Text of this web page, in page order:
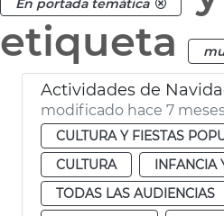
etiqueta
modificado hace 7
CULTURA Y FIESTAS
CULTURA
INFANCIA
TODAS LAS AUDIENCIAS